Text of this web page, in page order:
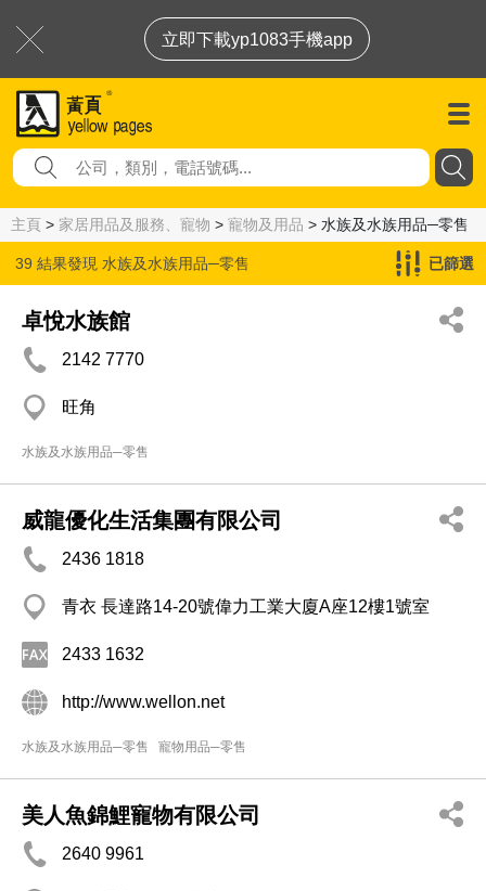
立即下載yp1083手機app
主頁 > 家居用品及服務、寵物 > 寵物及用品 > 水族及水族用品─零售
39 結果發現 水族及水族用品─零售 已篩選
卓悅水族館
2142 7770
旺角
水族及水族用品─零售
威龍優化生活集團有限公司
2436 1818
青衣 長達路14-20號偉力工業大廈A座12樓1號室
2433 1632
http://www.wellon.net
水族及水族用品─零售 寵物用品─零售
美人魚錦鯉寵物有限公司
2640 9961